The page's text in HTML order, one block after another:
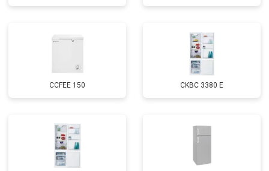
CCFEE 150 CKBC 3380 E